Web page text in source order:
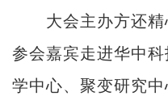
大会主办方还精
参会嘉宾走进华中
学中心、聚变研究